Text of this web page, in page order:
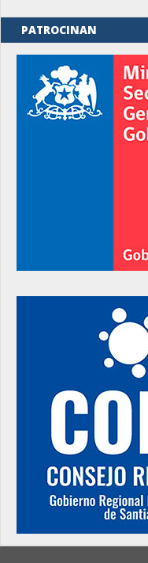
PATROCINAN